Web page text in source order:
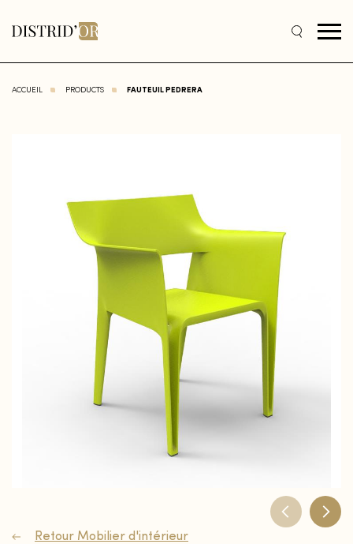
ACCUEIL PRODUCTS FAUTEUIL PEDRERA
Retour Mobilier d'intérieur